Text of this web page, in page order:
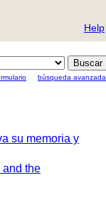
Help
búsqueda avanzada
su memoria y
and the